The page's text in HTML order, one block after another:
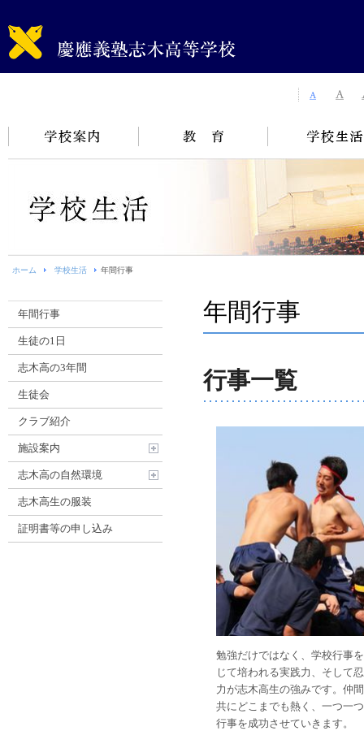
ホーム 学校生活 年間行事
年間行事
行事一覧
勉強だけではなく、学校行事
じて培われる実践力、そして
力が志木高生の強みです。仲
共にどこまでも熱く、一つ一
行事を成功させていきます。
年間行事
生徒の1日
志木高の3年間
生徒会
クラブ紹介
施設案内
志木高の自然環境
志木高生の服装
証明書等の申し込み